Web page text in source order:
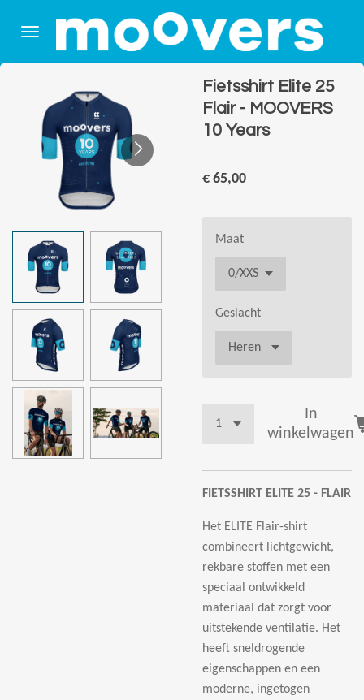
direct
hoofdinhoud
Fietsshirt Elite 25
Flair - MOOVERS
10 Years
€ 65,00
Maat
Geslacht
In
winkelwagen
FIETSSHIRT ELITE 25 - FLAIR
Het ELITE Flair-shirt
combineert lichtgewicht,
rekbare stoffen met een
speciaal ontwikkeld
materiaal dat zorgt voor
uitstekende ventilatie. Het
heeft sneldrogende
eigenschappen en een
moderne, ingetogen